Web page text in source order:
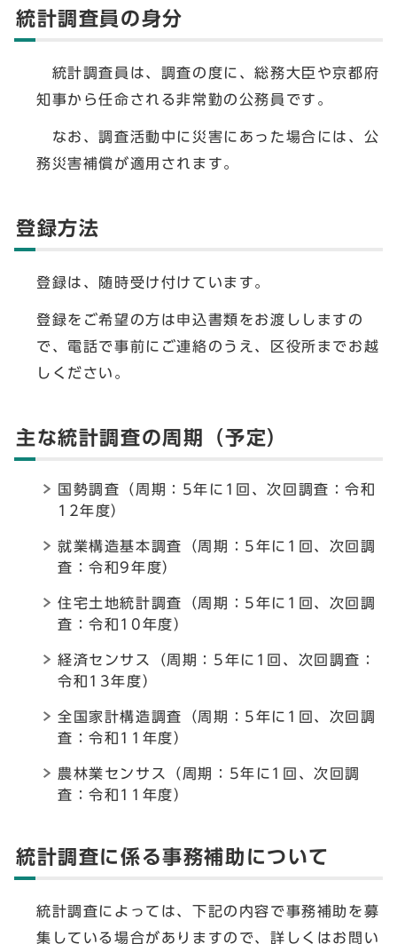
統計調査員の身分
統計調査員は、調査の度に、総務大臣や京都府
知事から任命される非常勤の公務員です。
なお、調査活動中に災害にあった場合には、公
務災害補償が適用されます。
登録方法
登録は、随時受け付けています。
登録をご希望の方は申込書類をお渡ししますの
で、電話で事前にご連絡のうえ、区役所までお越
しください。
主な統計調査の周期（予定）
国勢調査（周期：5年に1回、次回調査：令和
12年度）
就業構造基本調査（周期：5年に1回、次回調
査：令和9年度）
住宅土地統計調査（周期：5年に1回、次回調
査：令和10年度）
経済センサス（周期：5年に1回、次回調査：
令和13年度）
全国家計構造調査（周期：5年に1回、次回調
査：令和11年度）
農林業センサス（周期：5年に1回、次回調
査：令和11年度）
統計調査に係る事務補助について
統計調査によっては、下記の内容で事務補助を募
集している場合がありますので、詳しくはお問い